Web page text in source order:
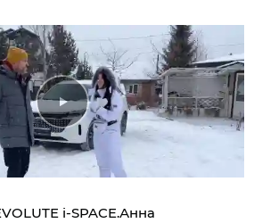
i‑SPACE.Анна